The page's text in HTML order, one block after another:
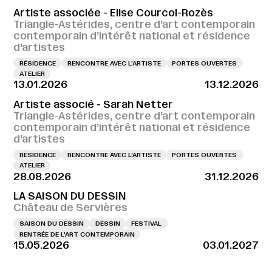
Artiste associée - Elise Courcol-Rozès
Triangle-Astérides, centre d’art contemporain
contemporain d’intérêt national et résidence
d’artistes
RÉSIDENCE RENCONTRE AVEC L’ARTISTE
PORTES OUVERTES
ATELIER
13.01.2026
13.12.2026
Artiste associé - Sarah Netter
Triangle-Astérides, centre d’art contemporain
contemporain d’intérêt national et résidence
d’artistes
RÉSIDENCE RENCONTRE AVEC L’ARTISTE
PORTES OUVERTES
ATELIER
28.08.2026
31.12.2026
LA SAISON DU DESSIN
Château de Servières
SAISON DU DESSIN DESSIN
FESTIVAL
RENTRÉE DE L'ART CONTEMPORAIN
15.05.2026
03.01.2027